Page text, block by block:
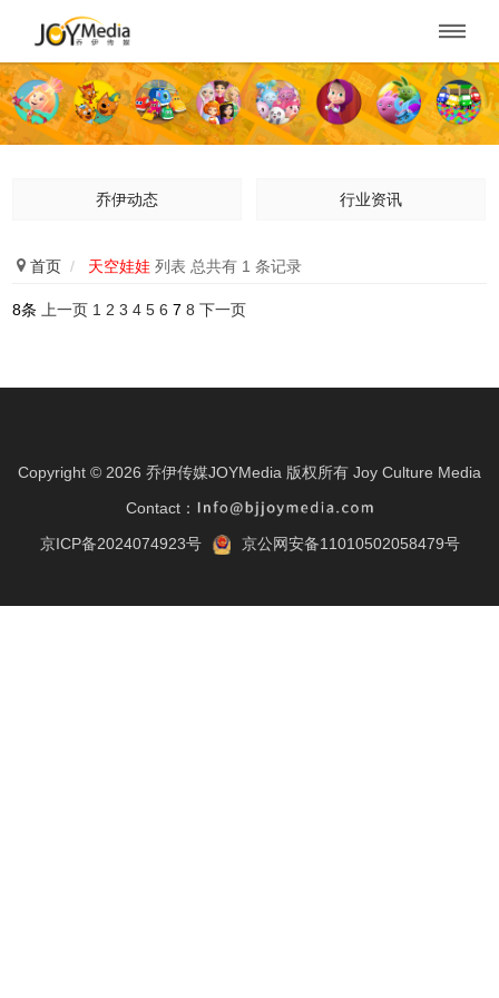

乔伊动态 行业资讯
首页 / 天空娃娃 列表 总共有 1 条记录
8条 上一页 1 2 3 4 5 6 7 8 下一页
Copyright © 2026 乔伊传媒JOYMedia 版权所有 Joy Culture Media
Contact：
京ICP备2024074923号
京公网安备11010502058479号